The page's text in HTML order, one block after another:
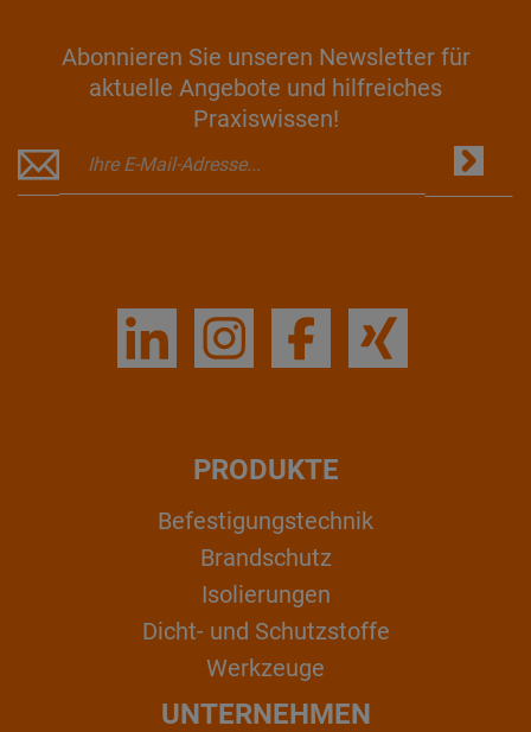
Abonnieren Sie unseren Newsletter für
aktuelle Angebote und hilfreiches
Praxiswissen!
PRODUKTE
Befestigungstechnik
Brandschutz
Isolierungen
Dicht- und Schutzstoffe
Werkzeuge
UNTERNEHMEN